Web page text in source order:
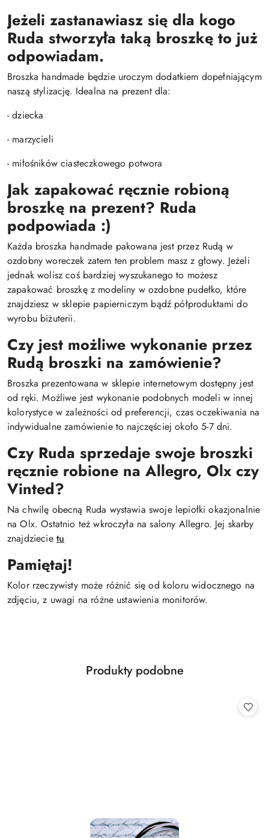
Jeżeli zastanawiasz się dla kogo
Ruda stworzyła taką broszkę to już
odpowiadam.
Broszka handmade będzie uroczym dodatkiem dopełniającym
naszą stylizację. Idealna na prezent dla:
- dziecka
- marzycieli
- miłośników ciasteczkowego potwora
Jak zapakować ręcznie robioną
broszkę na prezent? Ruda
podpowiada :)
Każda broszka handmade pakowana jest przez Rudą w
ozdobny woreczek zatem ten problem masz z głowy. Jeżeli
jednak wolisz coś bardziej wyszukanego to możesz
zapakować broszkę z modeliny w ozdobne pudełko, które
znajdziesz w sklepie papierniczym bądź półproduktami do
wyrobu biżuterii.
Czy jest możliwe wykonanie przez
Rudą broszki na zamówienie?
Broszka prezentowana w sklepie internetowym dostępny jest
od ręki. Możliwe jest wykonanie podobnych modeli w innej
kolorystyce w zależności od preferencji, czas oczekiwania na
indywidualne zamówienie to najczęściej około 5-7 dni.
Czy Ruda sprzedaje swoje broszki
ręcznie robione na Allegro, Olx czy
Vinted?
Na chwilę obecną Ruda wystawia swoje lepiołki okazjonalnie
na Olx. Ostatnio też wkroczyła na salony Allegro. Jej skarby
znajdziecie tu
Pamiętaj!
Kolor rzeczywisty może różnić się od koloru widocznego na
zdjęciu, z uwagi na różne ustawienia monitorów.
Pomiń karuzelę produktów
Produkty
Produkty podobne